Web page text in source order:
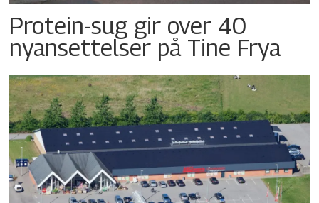
Protein-sug gir over 40
nyansettelser på Tine Frya